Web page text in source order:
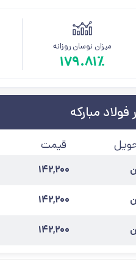
میزان نوسان روزانه
۱۷۹.۸۱٪
مبارکه
قیمت
۱۴۲,۲۰۰
۱۴۲,۲۰۰
۱۴۲,۲۰۰